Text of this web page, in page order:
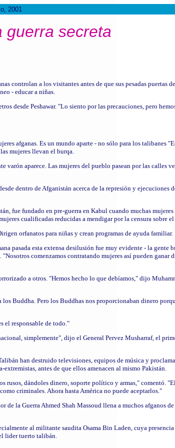
2001
guerra secreta
controlan a los visitantes antes de que sus pesadas puertas
- educar a niñas.
desde Peshawar. "Lo siento por las precauciones, pero
afganas. Es un mundo aparte - no sólo para los talibanes
mujeres llevan el burqa.
aparece. Las mujeres del pueblo pasean por las calles
dentro de Afganistán acerca de la represión y ejecuciones
fue fundado en pre-guerra en Kabul cuando muchas mujeres
cualificadas reducidas a mendigar por la censura sobre
orfanatos para niñas y crean programas de ayuda familiar.
pasada esta extensa desilusión fue muy evidente - la gente
comenzamos contratando mujeres así pueden ganar
a otros. "Hemos hecho lo que debíamos," dijo
Buddha. Pero los Buddhas nos proporcionaban dinero
el responsable de todo."
simplemente", dijo el General Pervez Musharraf, el
han destruido televisiones, equipos de música y
antes de que ellos amenacen al mismo Pakistán.
rusos, dándoles dinero, soporte político y armas," comentó.
criminales. Ahora hasta América no puede aceptarlos."
la Guerra Ahmed Shah Massoud llena a muchos afganos
al militante saudita Osama Bin Laden, cuya presencia
lider tuerto talibán.